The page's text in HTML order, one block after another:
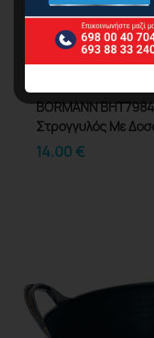
BORMANN
Στρογγυλός Με
14.00€